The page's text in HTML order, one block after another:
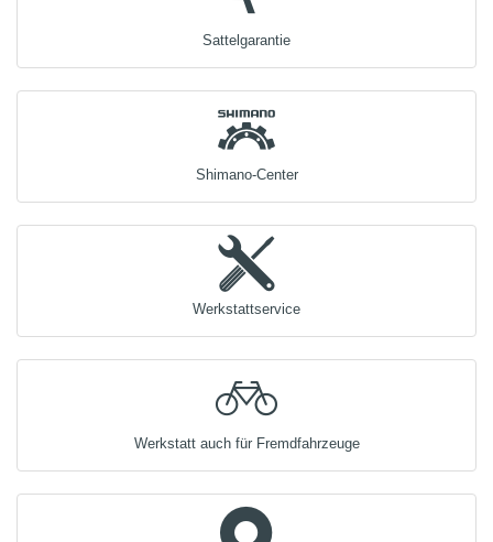
Sattelgarantie
Shimano-Center
Werkstattservice
Werkstatt auch für Fremdfahrzeuge